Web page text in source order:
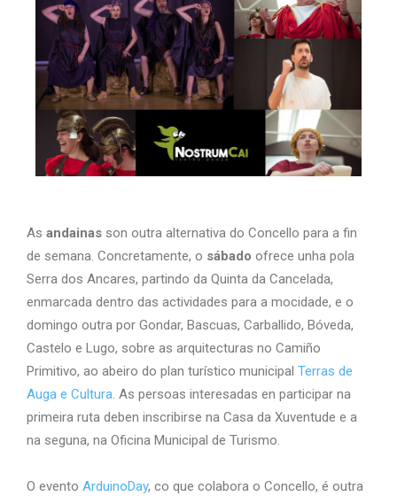
As andainas son outra alternativa do Concello para a fin
de semana. Concretamente, o sábado ofrece unha pola
Serra dos Ancares, partindo da Quinta da Cancelada,
enmarcada dentro das actividades para a mocidade, e o
domingo outra por Gondar, Bascuas, Carballido, Bóveda,
Castelo e Lugo, sobre as arquitecturas no Camiño
Primitivo, ao abeiro do plan turístico municipal Terras de
Auga e Cultura. As persoas interesadas en participar na
primeira ruta deben inscribirse na Casa da Xuventude e a
na seguna, na Oficina Municipal de Turismo.
O evento ArduinoDay, co que colabora o Concello, é outra